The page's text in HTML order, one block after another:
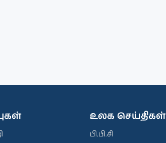
உலக செய்திகள்
பி.பி.சி